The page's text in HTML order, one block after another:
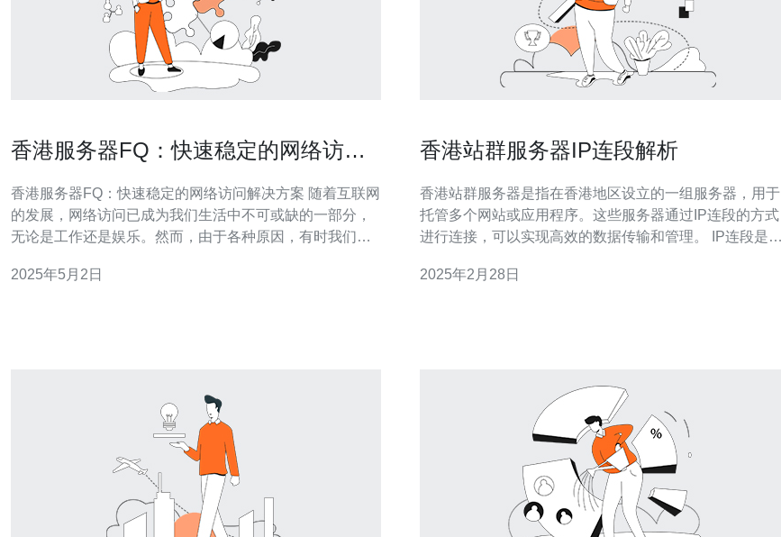
香港服务器FQ：快速稳定的网络访问
香港服务器FQ：快速稳定的网络访问解决方案 随着互联网
的发展，网络访问已成为我们生活中不可或缺的一部分，
无论是工作还是娱乐。然而，由于各种原因，有时我们可
香港服务器FQ成为了一个快速稳定的网络访问解决方案。
2025年5月2日
香港站群服务器IP连段解析
香港站群服务器是指在香港地区设立的一组服务器，用于
托管多个网站或应用程序。这些服务器通过IP连段的方式
进行连接，可以实现高效的数据传输和管理。 IP连段是指
排列。这样可以提高数据传输的效率，减少延迟，并且方
2025年2月28日